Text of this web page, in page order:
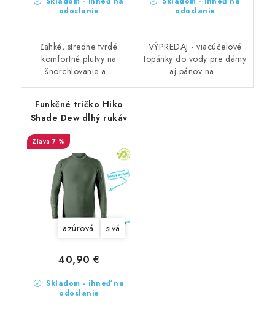
odoslanie
Ľahké, stredne tvrdé
komfortné plutvy na
šnorchlovanie a...
odoslanie
VÝPREDAJ - viacúčelové
topánky do vody pre dámy
aj pánov na...
Funkčné tričko Hiko
Shade Dew dlhý rukáv
7 %
azúrová sivá
Skladom - ihneď na
odoslanie
40,90 €